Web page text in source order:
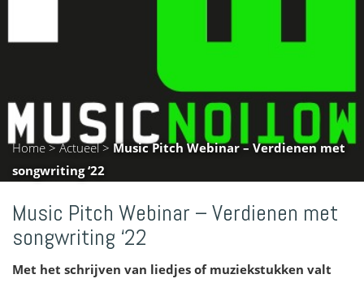
Home>Actueel> Music Pitch Webinar – Verdienen met
songwriting ‘22
Music Pitch Webinar – Verdienen met
songwriting ‘22
Met het schrijven van liedjes of muziekstukken valt